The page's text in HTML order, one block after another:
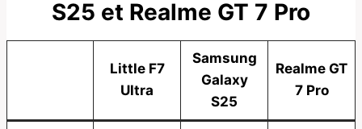
S25 et Realme GT 7 Pro
Little F7
Ultra
Samsung
Galaxy
S25
Realme GT
7 Pro